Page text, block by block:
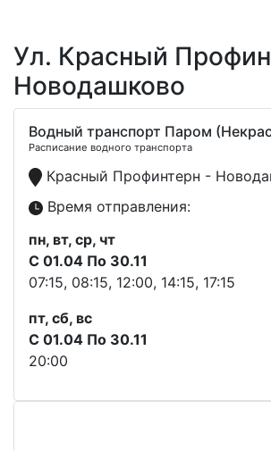
Ул. Красный
Новодашково
Водный транспорт Паром
Расписание водного транспорта
Красный Профинтерн -
Время отправления:
пн, вт, ср, чт
С 01.04 По 30.11
07:15, 08:15, 12:00, 14:15, 17:15
пт, сб, вс
С 01.04 По 30.11
20:00